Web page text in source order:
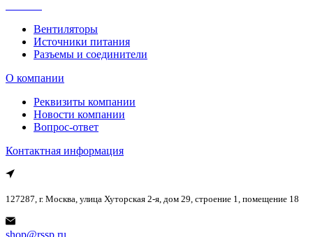
Вентиляторы
Источники питания
Разъемы и соединители
О компании
Реквизиты компании
Новости компании
Вопрос-ответ
Контактная информация
127287, г. Москва, улица Хуторская 2-я, дом 29, строение 1, помещение 18
shop@rssp.ru